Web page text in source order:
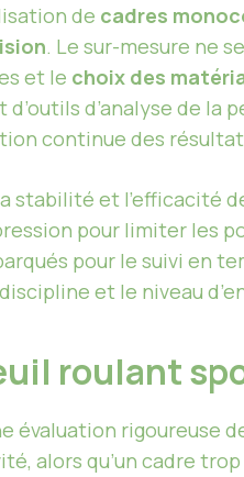
de cadres
. Le sur-mesure ne
et le choix des
d’analyse de la
continue des
stabilité et l’efficacité
pour limiter les
pour le suivi en
et le niveau
roulant
évaluation rigoureuse
alors qu’un cadre